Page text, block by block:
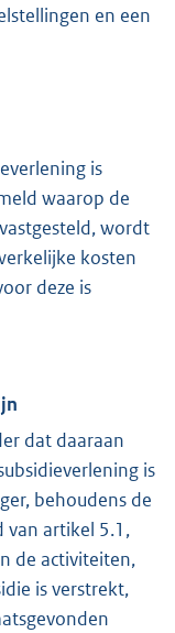
en een
is
waarop de
wordt
kosten
deze is
dat daaraan
is
behoudens de
van artikel 5.1,
de activiteiten,
is verstrekt,